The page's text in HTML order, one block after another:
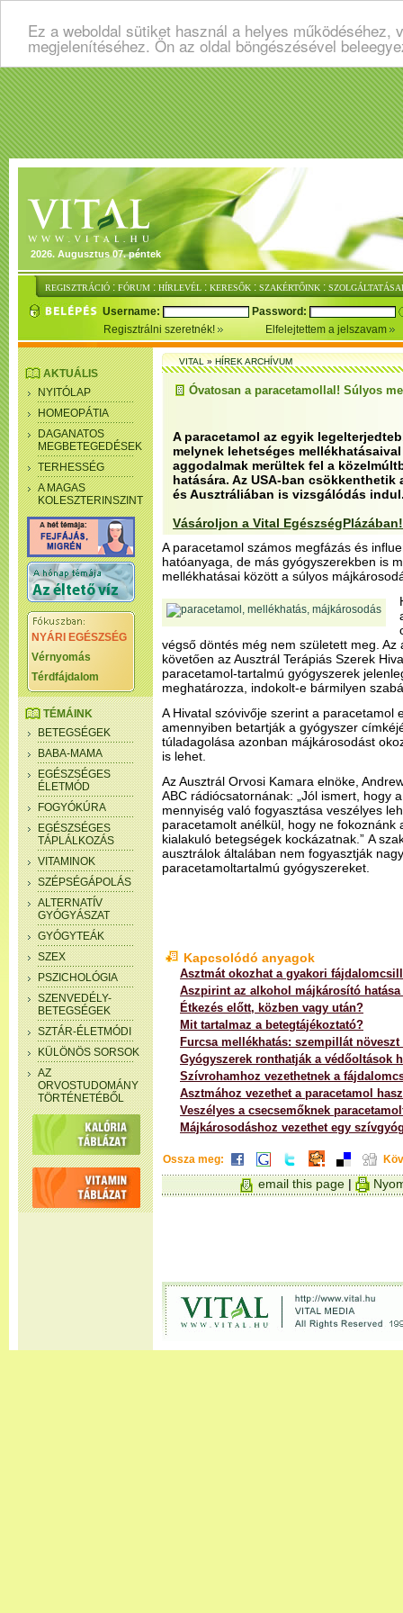
Ez a weboldal sütiket használ a helyes
megjelenítéséhez. Ön az oldal böngészésével
2026. Augusztus 07. péntek
REGISZTRÁCIÓ : FÓRUM : HÍRLEVÉL : KERESŐK : SZAKÉRTŐINK :
Username:
Password:
Regisztrálni szeretnék!
Elfelejtettem a jelszavam
AKTUÁLIS
NYITÓLAP
HOMEOPÁTIA
DAGANATOS
MEGBETEGEDÉSEK
TERHESSÉG
A MAGAS
KOLESZTERINSZINT
NYÁRI EGÉSZSÉG
Vérnyomás
Térdfájdalom
TÉMÁINK
BETEGSÉGEK
BABA-MAMA
EGÉSZSÉGES
ÉLETMÓD
FOGYÓKÚRA
EGÉSZSÉGES
TÁPLÁLKOZÁS
VITAMINOK
SZÉPSÉGÁPOLÁS
ALTERNATÍV
GYÓGYÁSZAT
GYÓGYTEÁK
SZEX
PSZICHOLÓGIA
SZENVEDÉLY-
BETEGSÉGEK
SZTÁR-ÉLETMÓDI
KÜLÖNÖS SORSOK
AZ
ORVOSTUDOMÁNY
TÖRTÉNETÉBŐL
VITAL»HÍREK ARCHÍVUM
Óvatosan a paracetamollal! Súlyos
A paracetamol az egyik
melynek lehetséges
aggodalmak merültek fel a
hatására. Az USA-ban csökkenthetik
és Ausztráliában is vizsgálódás
Vásároljon a Vital EgészségPlázában!
A paracetamol számos megfázás és
hatóanyaga, de más gyógyszerekben is
mellékhatásai között a súlyos
végső döntés még nem született meg. Az
követően az Ausztrál Terápiás Szerek
paracetamol-tartalmú gyógyszerek
meghatározza, indokolt-e bármilyen
A Hivatal szóvivője szerint a paracetamol
amennyiben betartják a gyógyszer
túladagolása azonban májkárosodást
is lehet.
Az Ausztrál Orvosi Kamara elnöke,
ABC rádiócsatornának: „Jól ismert, hogy
mennyiség való fogyasztása veszélyes
paracetamolt anélkül, hogy ne fokoznánk
kialakuló betegségek kockázatnak.” A
ausztrálok általában nem fogyasztják
paracetamoltartalmú gyógyszereket.
Kapcsolódó anyagok
Asztmát okozhat a gyakori
Aszpirint az alkohol májkárosító
Étkezés előtt, közben vagy után?
Mit tartalmaz a betegtájékoztató?
Furcsa mellékhatás: szempillát
Gyógyszerek ronthatják a védőoltások
Szívrohamhoz vezethetnek a
Asztmához vezethet a paracetamol
Veszélyes a csecsemőknek
Májkárosodáshoz vezethet egy
Ossza meg:
email this page |